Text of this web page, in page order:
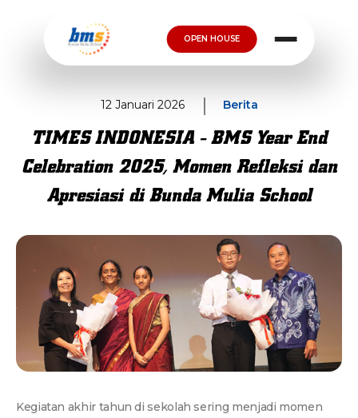
OPEN HOUSE
12 Januari 2026 Berita
TIMES INDONESIA - BMS Year End
Celebration 2025, Momen Refleksi dan
Apresiasi di Bunda Mulia School
Kegiatan akhir tahun di sekolah sering menjadi momen